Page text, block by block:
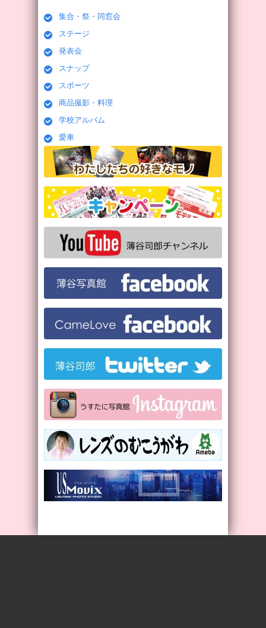
集合・祭・同窓会
ステージ
発表会
スナップ
スポーツ
商品撮影・料理
学校アルバム
愛車